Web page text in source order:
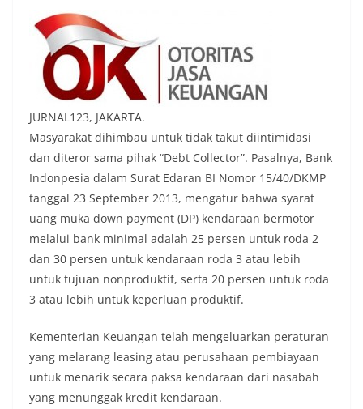
JURNAL123, JAKARTA.
Masyarakat dihimbau untuk tidak takut diintimidasi
dan diteror sama pihak “Debt Collector”. Pasalnya, Bank
Indonpesia dalam Surat Edaran BI Nomor 15/40/DKMP
tanggal 23 September 2013, mengatur bahwa syarat
uang muka down payment (DP) kendaraan bermotor
melalui bank minimal adalah 25 persen untuk roda 2
dan 30 persen untuk kendaraan roda 3 atau lebih
untuk tujuan nonproduktif, serta 20 persen untuk roda
3 atau lebih untuk keperluan produktif.
‪Kementerian Keuangan telah mengeluarkan peraturan
yang melarang leasing atau perusahaan pembiayaan
untuk menarik secara paksa kendaraan dari nasabah
yang menunggak kredit kendaraan.